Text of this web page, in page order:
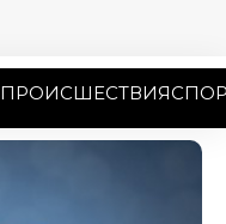
ПРОИСШЕСТВИЯ